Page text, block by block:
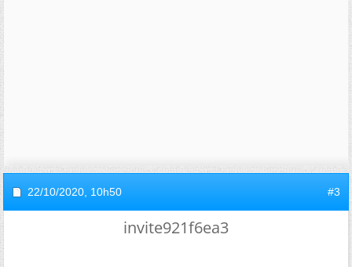
22/10/2020, 10h50 #3
invite921f6ea3